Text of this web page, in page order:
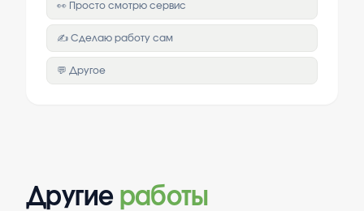
👀 Просто смотрю сервис
✍️ Сделаю работу сам
💬 Другое
Другие работы